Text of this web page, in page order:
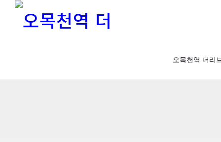
오목천역 더리